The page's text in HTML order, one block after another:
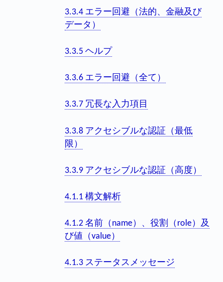
3.3.4 エラー回避（法的、金融及び
データ）
3.3.5 ヘルプ
3.3.6 エラー回避（全て）
3.3.7 冗長な入力項目
3.3.8 アクセシブルな認証（最低
限）
3.3.9 アクセシブルな認証（高度）
4.1.1 構文解析
4.1.2 名前（name）、役割（role）及
び値（value）
4.1.3 ステータスメッセージ